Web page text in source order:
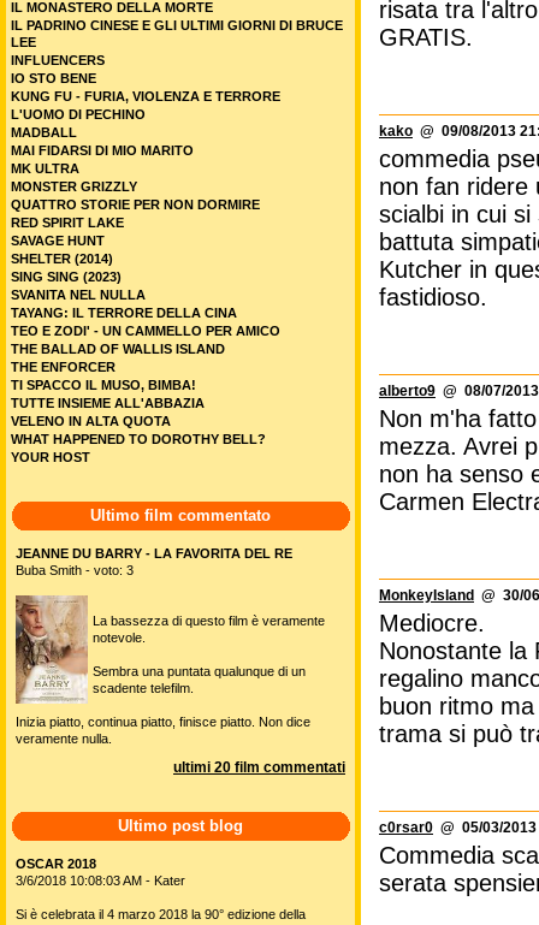
risata tra
GRATIS.
kako @ 09/08/2013
commedia
non fan ridere
scialbi in cui
battuta
Kutcher in
fastidioso.
alberto9 @ 08/07/
Non m'ha
mezza. Avrei
non ha senso
Carmen
MonkeyIsland @ 30/
Mediocre.
Nonostante la
regalino
buon ritmo
trama si può
c0rsar0 @ 05/03/
Commedia
serata
IL MONASTERO DELLA MORTE
IL PADRINO CINESE E GLI ULTIMI GIORNI DI BRUCE
LEE
INFLUENCERS
IO STO BENE
KUNG FU - FURIA, VIOLENZA E TERRORE
L'UOMO DI PECHINO
MADBALL
MAI FIDARSI DI MIO MARITO
MK ULTRA
MONSTER GRIZZLY
QUATTRO STORIE PER NON DORMIRE
RED SPIRIT LAKE
SAVAGE HUNT
SHELTER (2014)
SING SING (2023)
SVANITA NEL NULLA
TAYANG: IL TERRORE DELLA CINA
TEO E ZODI' - UN CAMMELLO PER AMICO
THE BALLAD OF WALLIS ISLAND
THE ENFORCER
TI SPACCO IL MUSO, BIMBA!
TUTTE INSIEME ALL'ABBAZIA
VELENO IN ALTA QUOTA
WHAT HAPPENED TO DOROTHY BELL?
YOUR HOST
Ultimo film commentato
JEANNE DU BARRY - LA FAVORITA DEL RE
Buba Smith - voto: 3
La bassezza di questo film è veramente
notevole.
Sembra una puntata qualunque di un
scadente telefilm.
Inizia piatto, continua piatto, finisce piatto. Non dice
veramente nulla.
ultimi 20 film commentati
Ultimo post blog
OSCAR 2018
3/6/2018 10:08:03 AM - Kater
Si è celebrata il 4 marzo 2018 la 90° edizione della